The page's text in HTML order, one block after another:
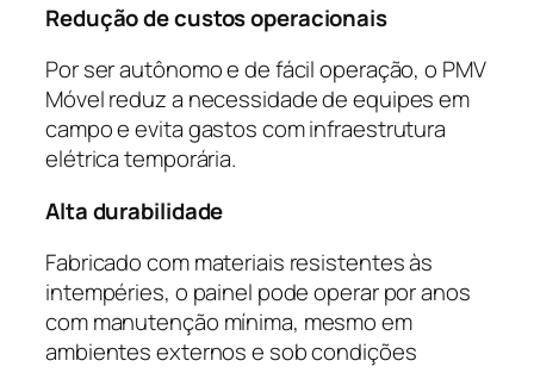
Redução de custos operacionais
Por ser autônomo e de fácil operação, o PMV
Móvel reduz a necessidade de equipes em
campo e evita gastos com infraestrutura
elétrica temporária.
Alta durabilidade
Fabricado com materiais resistentes às
intempéries, o painel pode operar por anos
com manutenção mínima, mesmo em
ambientes externos e sob condições